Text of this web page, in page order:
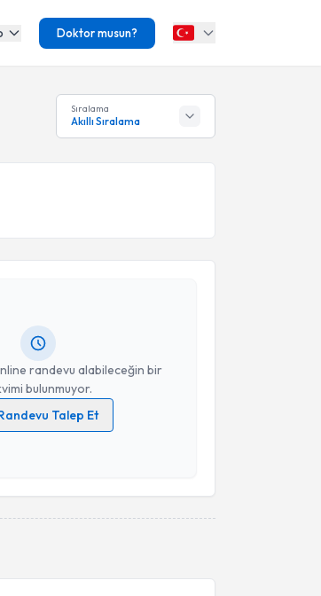
Doktor musun?
Sıralama
Akıllı Sıralama
randevu alabileceğin bir
bulunmuyor.
Talep Et
ilişkinAydınlatma Metni
Talebini Gönder